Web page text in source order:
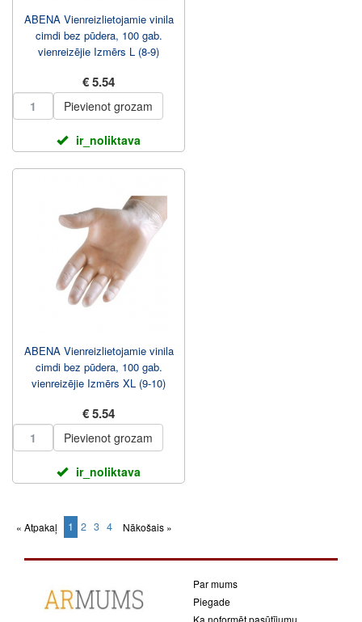
ABENA Vienreizlietojamie vinila
cimdi bez pūdera, 100 gab.
vienreizējie Izmērs L (8-9)
€ 5.54
Pievienot grozam
ir_noliktava
ABENA Vienreizlietojamie vinila
cimdi bez pūdera, 100 gab.
vienreizējie Izmērs XL (9-10)
€ 5.54
Pievienot grozam
ir_noliktava
« Atpakaļ 1 (current)
2 3 4 Nākošais »
Par mums
Piegade
Ka noformēt pasūtījumu